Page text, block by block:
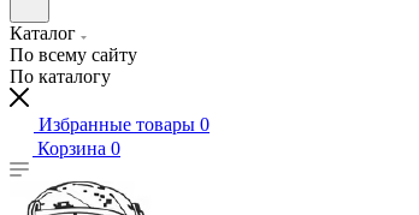
Каталог
По всему сайту
По каталогу
Избранные товары 0
Корзина 0